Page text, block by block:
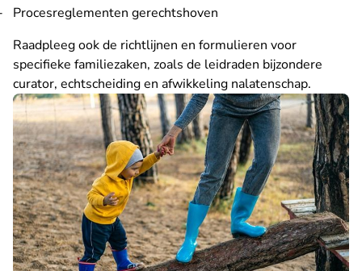
Procesreglementen gerechtshoven
Raadpleeg ook de richtlijnen en formulieren voor
specifieke familiezaken, zoals de leidraden bijzondere
curator, echtscheidingen afwikkeling nalatenschap.